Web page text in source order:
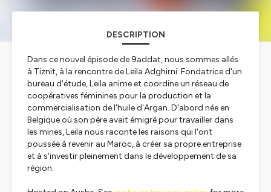
DESCRIPTION
Dans ce nouvel épisode de 9addat, nous sommes allés
à Tiznit, à la rencontre de Leila Adghirni. Fondatrice d'un
bureau d'étude, Leila anime et coordine un réseau de
coopératives féminines pour la production et la
commercialisation de l'huile d'Argan. D'abord née en
Belgique où son père avait émigré pour travailler dans
les mines, Leila nous raconte les raisons qui l'ont
poussée à revenir au Maroc, à créer sa propre entreprise
et à s'investir pleinement dans le développement de sa
région.